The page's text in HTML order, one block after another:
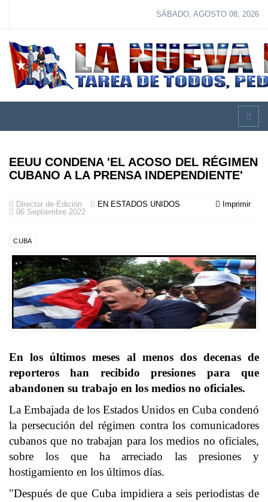
SÁBADO, AGOSTO 08, 2026
EEUU CONDENA 'EL ACOSO DEL RÉGIMEN
CUBANO A LA PRENSA INDEPENDIENTE'
Imprimir
Director de Edición
EN ESTADOS UNIDOS
06 Septiembre 2022
CUBA
En los últimos meses al menos dos decenas de
reporteros han recibido presiones para que
abandonen su trabajo en los medios no oficiales.
La Embajada de los Estados Unidos en Cuba condenó
la persecución del régimen contra los comunicadores
cubanos que no trabajan para los medios no oficiales,
sobre los que ha arreciado las presiones y
hostigamiento en los últimos días.
"Después de que Cuba impidiera a seis periodistas de